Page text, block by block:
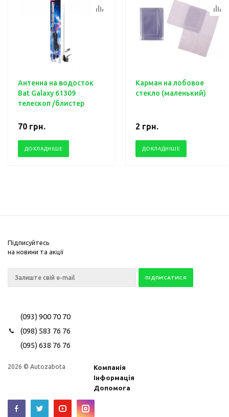
Антенна на водосток
Bat Galaxy 61309
телескоп /блистер
70 грн.
ДОКЛАДНІШЕ
Карман на лобовое
стекло (маленький)
2 грн.
ДОКЛАДНІШЕ
Підписуйтесь
на новини та акції
(093) 900 70 70
(098) 583 76 76
(095) 638 76 76
2026 © Autozabota
Компанія
Інформація
Допомога